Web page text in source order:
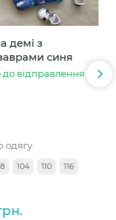
демі з
синя
до відправлення
одягу
104 110 116